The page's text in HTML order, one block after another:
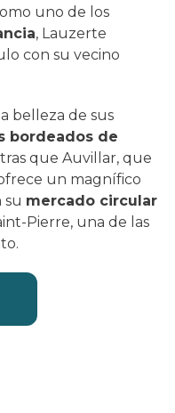
uno de los
, Lauzerte
con su vecino
belleza de sus
bordeados de
que Auvillar, que
un magnífico
su mercado circular
Pierre, una de las